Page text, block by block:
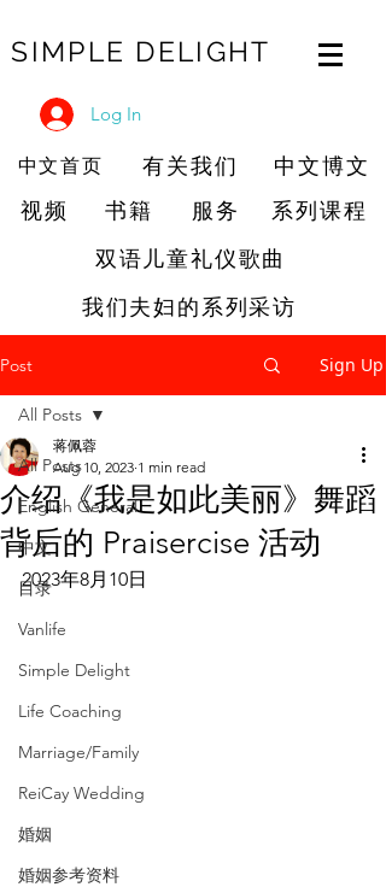
SIMPLE DELIGHT
Log In
中文首页 有关我们
中文博文
视频
书籍 服务
系列课程
双语儿童礼仪歌曲
我们夫妇的系列采访
Post Sign Up
All Posts
English General
中文
目录
Vanlife
Simple Delight
Life Coaching
Marriage/Family
ReiCay Wedding
婚姻
婚姻参考资料
All Posts
介绍《我是如此美丽》舞蹈
背后的 Praisercise 活动
蒋佩蓉
Aug 10, 2023 1 min read
2023年8月10日